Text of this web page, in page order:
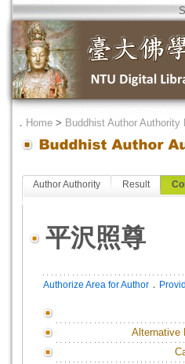
． Home > Buddhist Author Authority
Author Authority Result
平沢照尊
Authorize Area for Author ．
Alternative